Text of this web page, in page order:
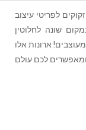
לפריטי עיצוב
שונה לחלוטין
ארונות אלו
לכם עולם